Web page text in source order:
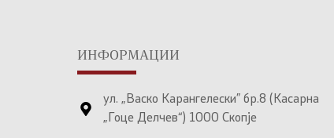
ИНФОРМАЦИИ
ул. „Васко Карангелески” бр.8 (Касарна
„Гоце Делчев“) 1000 Скопје